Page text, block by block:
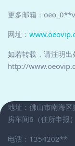
更多邮箱：oeo_0**
网址：
如若转载，请注明出
http://
地址：佛山市南海
房车间6（住所申报）
电话：1354202**